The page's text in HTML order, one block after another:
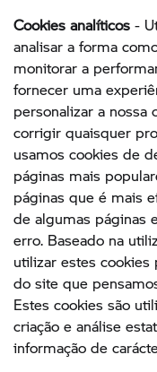
Cookies analíticos -
analisar a forma
monitorar a
fornecer uma
personalizar a
corrigir quaisquer
usamos cookies de
páginas mais
páginas que é mais
de algumas páginas
erro. Baseado na
utilizar estes cookies
do site que
Estes cookies são
criação e análise
informação de